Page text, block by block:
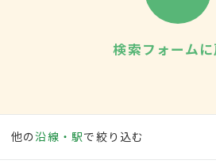
検索フォーム
他の沿線・駅で絞り込む